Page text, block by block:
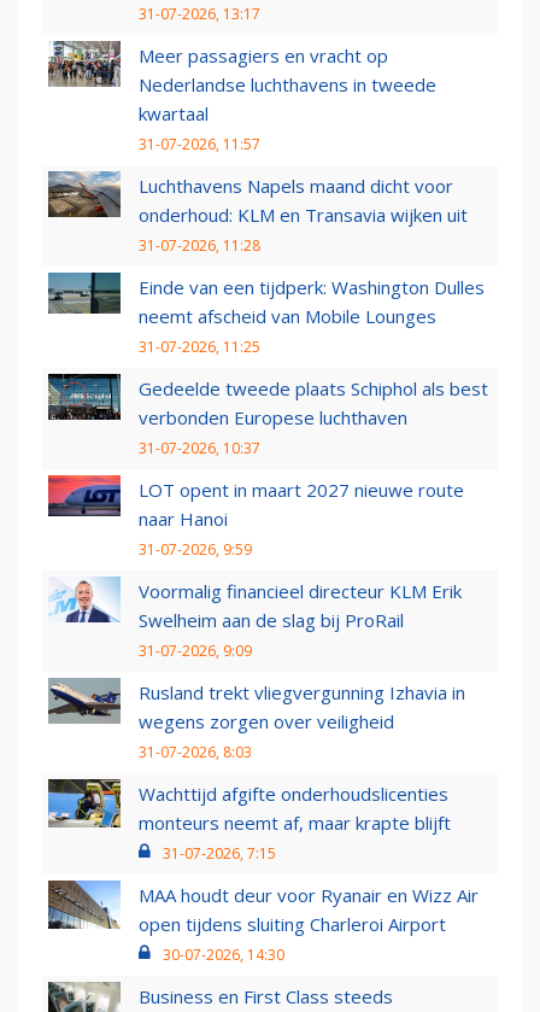
31-07-2026, 13:17
Meer passagiers en vracht op
Nederlandse luchthavens in tweede
kwartaal
31-07-2026, 11:57
Luchthavens Napels maand dicht voor
onderhoud: KLM en Transavia wijken uit
31-07-2026, 11:28
Einde van een tijdperk: Washington Dulles
neemt afscheid van Mobile Lounges
31-07-2026, 11:25
Gedeelde tweede plaats Schiphol als best
verbonden Europese luchthaven
31-07-2026, 10:37
LOT opent in maart 2027 nieuwe route
naar Hanoi
31-07-2026, 9:59
Voormalig financieel directeur KLM Erik
Swelheim aan de slag bij ProRail
31-07-2026, 9:09
Rusland trekt vliegvergunning Izhavia in
wegens zorgen over veiligheid
31-07-2026, 8:03
Wachttijd afgifte onderhoudslicenties
monteurs neemt af, maar krapte blijft
31-07-2026, 7:15
MAA houdt deur voor Ryanair en Wizz Air
open tijdens sluiting Charleroi Airport
30-07-2026, 14:30
Business en First Class steeds